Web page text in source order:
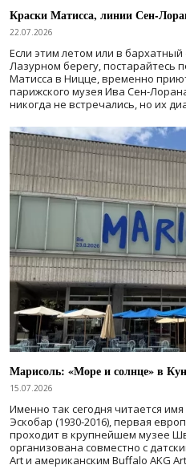
Краски Матисса, линии Сен-
22.07.2026
Если этим летом или в
Лазурном берегу, постарайтесь
Матисса в Ницце, временно
парижского музея Ива Сен-
никогда не встречались, но их
Марисоль: «Море и солнце» в
15.07.2026
Именно так сегодня читается
Эскобар (1930-2016), первая
проходит в крупнейшем музее
организована совместно с
Art и американским Buffalo AKG